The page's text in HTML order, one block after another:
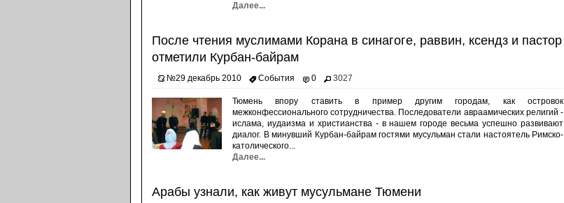
Далее...
После чтения муслимами Корана в синагоге, раввин, ксендз и пастор
отметили Курбан-байрам
№29 декабрь 2010 События 0 3027
Тюмень впору ставить в пример другим городам, как островок
межконфессионального сотрудничества. Последователи авраамических религий -
ислама, иудаизма и христианства - в нашем городе весьма успешно развивают
диалог. В минувший Курбан-байрам гостями мусульман стали настоятель Римско-
католического...
Далее...
Арабы узнали, как живут мусульмане Тюмени